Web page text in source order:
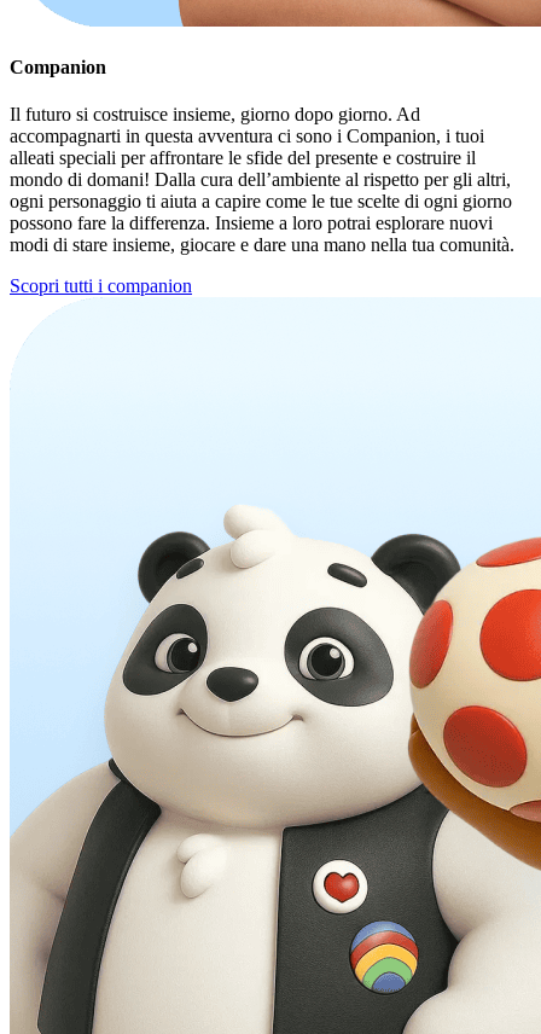
Companion
Il futuro si costruisce insieme, giorno dopo giorno. Ad
accompagnarti in questa avventura ci sono i Companion, i tuoi
alleati speciali per affrontare le sfide del presente e costruire il
mondo di domani! Dalla cura dell’ambiente al rispetto per gli altri,
ogni personaggio ti aiuta a capire come le tue scelte di ogni giorno
possono fare la differenza. Insieme a loro potrai esplorare nuovi
modi di stare insieme, giocare e dare una mano nella tua comunità.
Scopri tutti i companion